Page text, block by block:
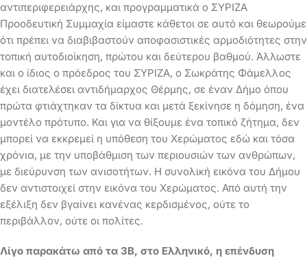
αντιπεριφερειάρχης, και προγραμματικά ο ΣΥΡΙΖΑ
Προοδευτική Συμμαχία είμαστε κάθετοι σε αυτό και θεωρούμε
ότι πρέπει να διαβιβαστούν αποφασιστικές αρμοδιότητες στην
τοπική αυτοδιοίκηση, πρώτου και δεύτερου βαθμού. Άλλωστε
και ο ίδιος ο πρόεδρος του ΣΥΡΙΖΑ, ο Σωκράτης Φάμελλος
έχει διατελέσει αντιδήμαρχος Θέρμης, σε έναν Δήμο όπου
πρώτα φτιάχτηκαν τα δίκτυα και μετά ξεκίνησε η δόμηση, ένα
μοντέλο πρότυπο. Και για να θίξουμε ένα τοπικό ζήτημα, δεν
μπορεί να εκκρεμεί η υπόθεση του Χερώματος εδώ και τόσα
χρόνια, με την υποβάθμιση των περιουσιών των ανθρώπων,
με διεύρυνση των ανισοτήτων. Η συνολική εικόνα του Δήμου
δεν αντιστοιχεί στην εικόνα του Χερώματος. Από αυτή την
εξέλιξη δεν βγαίνει κανένας κερδισμένος, ούτε το
περιβάλλον, ούτε οι πολίτες.
Λίγο παρακάτω από τα 3Β, στο Ελληνικό, η επένδυση